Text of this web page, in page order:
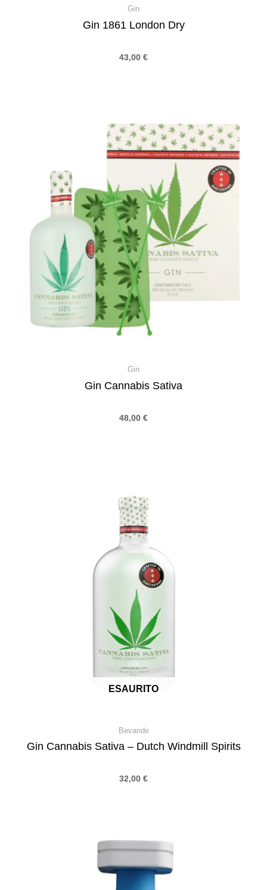
Gin
Gin 1861 London Dry
43,00 €
Gin
Gin Cannabis Sativa
48,00 €
ESAURITO
Bevande
Gin Cannabis Sativa – Dutch Windmill Spirits
32,00 €